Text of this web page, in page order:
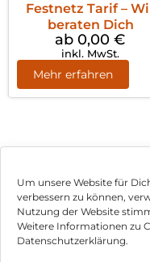
Um unsere Website für
verbessern zu können,
Nutzung der Website
Weitere Informationen zu
Datenschutzerklärung.
Festnetz Tarif –
beraten Dich
ab 0,00 €
inkl. MwSt.
Mehr erfahren
Impressum